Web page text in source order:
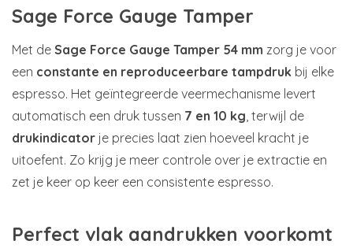
Sage Force Gauge Tamper
Met de Sage Force Gauge Tamper 54 mm zorg je voor
een constante en reproduceerbare tampdruk bij elke
espresso. Het geïntegreerde veermechanisme levert
automatisch een druk tussen 7 en 10 kg, terwijl de
drukindicator je precies laat zien hoeveel kracht je
uitoefent. Zo krijg je meer controle over je extractie en
zet je keer op keer een consistente espresso.
Perfect vlak aandrukken voorkomt